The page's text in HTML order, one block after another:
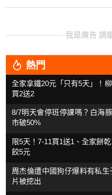
我是廣告 請
熱門
全家拿鐵20元「只有5天」！
買2送2
8/7明天會停班停課嗎？白海
市破50%
限5天！7-11買1送1、全家餅
餃5元
周杰倫遭中國狗仔爆料有私
片被挖出